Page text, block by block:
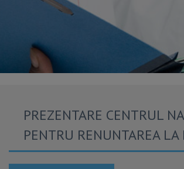
PREZENTARE CENTRUL
PENTRU RENUNTAREA LA